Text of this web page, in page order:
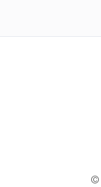
©